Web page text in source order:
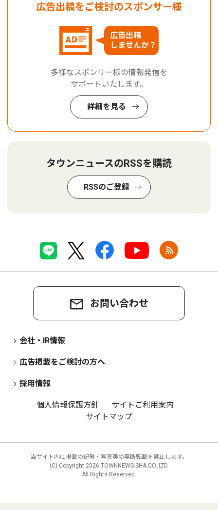
広告出稿をご検討のスポンサー様
広告出稿
しませんか？
多様なスポンサー様の情報発信を
サポートいたします。
詳細を見る
タウンニュースのRSSを購読
RSSのご登録
お問い合わせ
会社・IR情報
広告掲載をご検討の方へ
採用情報
個人情報保護方針
サイトご利用案内
サイトマップ
当サイト内に掲載の記事・写真等の無断転載を禁止します。
(C) Copyright 2026 TOWNNEWS-SHA CO.,LTD.
All Rights Reserved.